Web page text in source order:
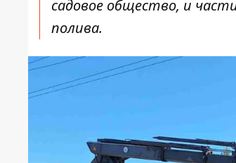
садовое общество, и
полива.